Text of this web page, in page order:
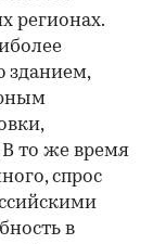
регионах.
зданием,
то же время
спрос
в